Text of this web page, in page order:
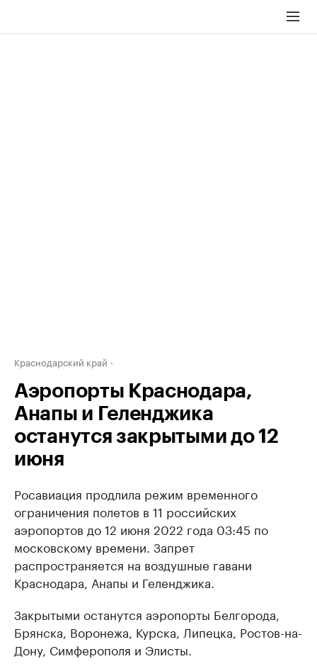
Краснодарский край
Аэропорты Краснодара,
Анапы и Геленджика
останутся закрытыми до 12
июня
Росавиация продлила режим временного
ограничения полетов в 11 российских
аэропортов до 12 июня 2022 года 03:45 по
московскому времени. Запрет
распространяется на воздушные гавани
Краснодара, Анапы и Геленджика.
Закрытыми останутся аэропорты Белгорода,
Брянска, Воронежа, Курска, Липецка, Ростов-на-
Дону, Симферополя и Элисты.